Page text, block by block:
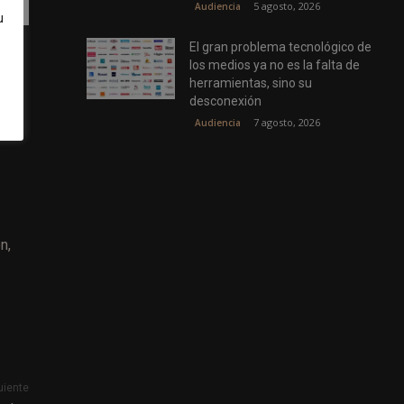
Audiencia 5 agosto, 2026
El gran problema tecnológico de
los medios ya no es la falta de
herramientas, sino su
desconexión
Audiencia 7 agosto, 2026